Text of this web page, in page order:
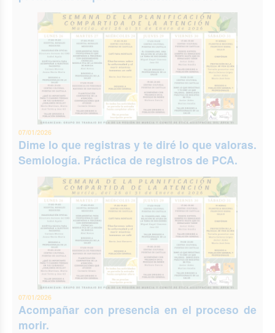
07/01/2026
Dime lo que registras y te diré lo que valoras.
Semiología. Práctica de registros de PCA.
07/01/2026
Acompañar con presencia en el proceso de
morir.